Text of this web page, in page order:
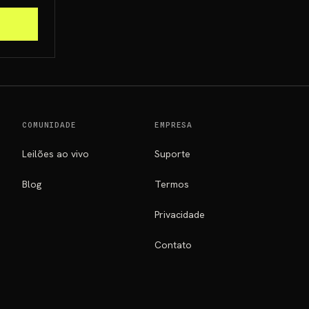
COMUNIDADE
Leilões ao vivo
Blog
EMPRESA
Suporte
Termos
Privacidade
Contato